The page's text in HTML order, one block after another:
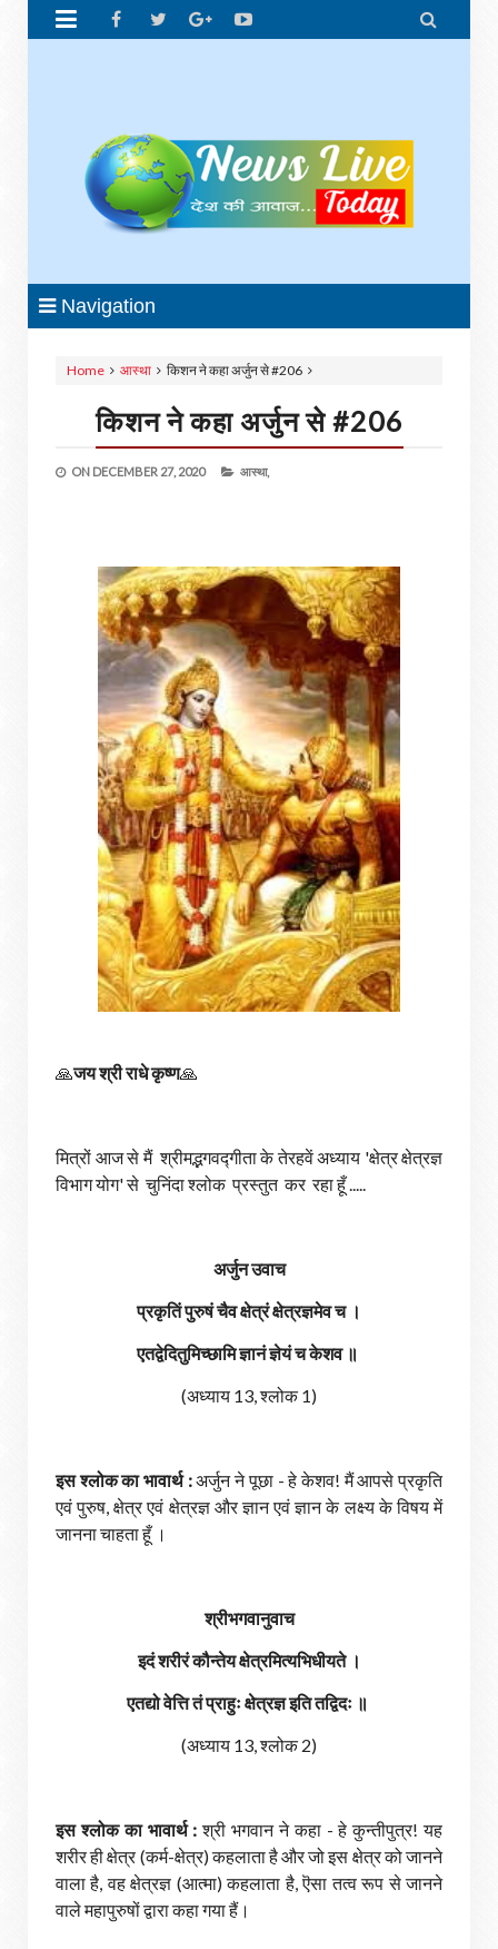
 
Navigation
Home आस्था किशन ने कहा अर्जुन से #206
किशन ने कहा अर्जुन से #206
ON DECEMBER 27, 2020 आस्था,
🙏जय श्री राधे कृष्ण🙏
मित्रों आज से मैं श्रीमद्भगवद्गीता के तेरहवें अध्याय 'क्षेत्र क्षेत्रज्ञ
विभाग योग' से चुनिंदा श्लोक प्रस्तुत कर रहा हूँ .....
अर्जुन उवाच
प्रकृतिं पुरुषं चैव क्षेत्रं क्षेत्रज्ञमेव च ।
एतद्वेदितुमिच्छामि ज्ञानं ज्ञेयं च केशव ॥
(अध्याय 13, श्लोक 1)
इस श्लोक का भावार्थ :अर्जुन ने पूछा - हे केशव! मैं आपसे प्रकृति
एवं पुरुष, क्षेत्र एवं क्षेत्रज्ञ और ज्ञान एवं ज्ञान के लक्ष्य के विषय में
जानना चाहता हूँ ।
श्रीभगवानुवाच
इदं शरीरं कौन्तेय क्षेत्रमित्यभिधीयते ।
एतद्यो वेत्ति तं प्राहुः क्षेत्रज्ञ इति तद्विदः ॥
(अध्याय 13, श्लोक 2)
इस श्लोक का भावार्थ :श्री भगवान ने कहा - हे कुन्तीपुत्र! यह
शरीर ही क्षेत्र (कर्म-क्षेत्र) कहलाता है और जो इस क्षेत्र को जानने
वाला है, वह क्षेत्रज्ञ (आत्मा) कहलाता है, ऎसा तत्व रूप से जानने
वाले महापुरुषों द्वारा कहा गया हैं।